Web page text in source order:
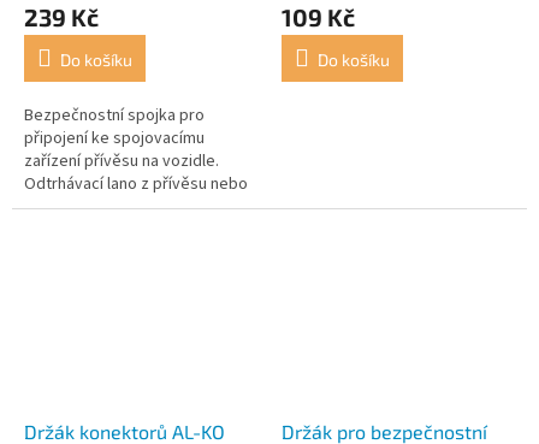
239 Kč
Do košíku
Bezpečnostní spojka pro
připojení ke spojovacímu
zařízení přívěsu na vozidle.
Odtrhávací lano z přívěsu nebo
karavanu prochází záhybem.
109 Kč
Do košíku
Držák konektorů AL-KO Držák pro bezpečnostní